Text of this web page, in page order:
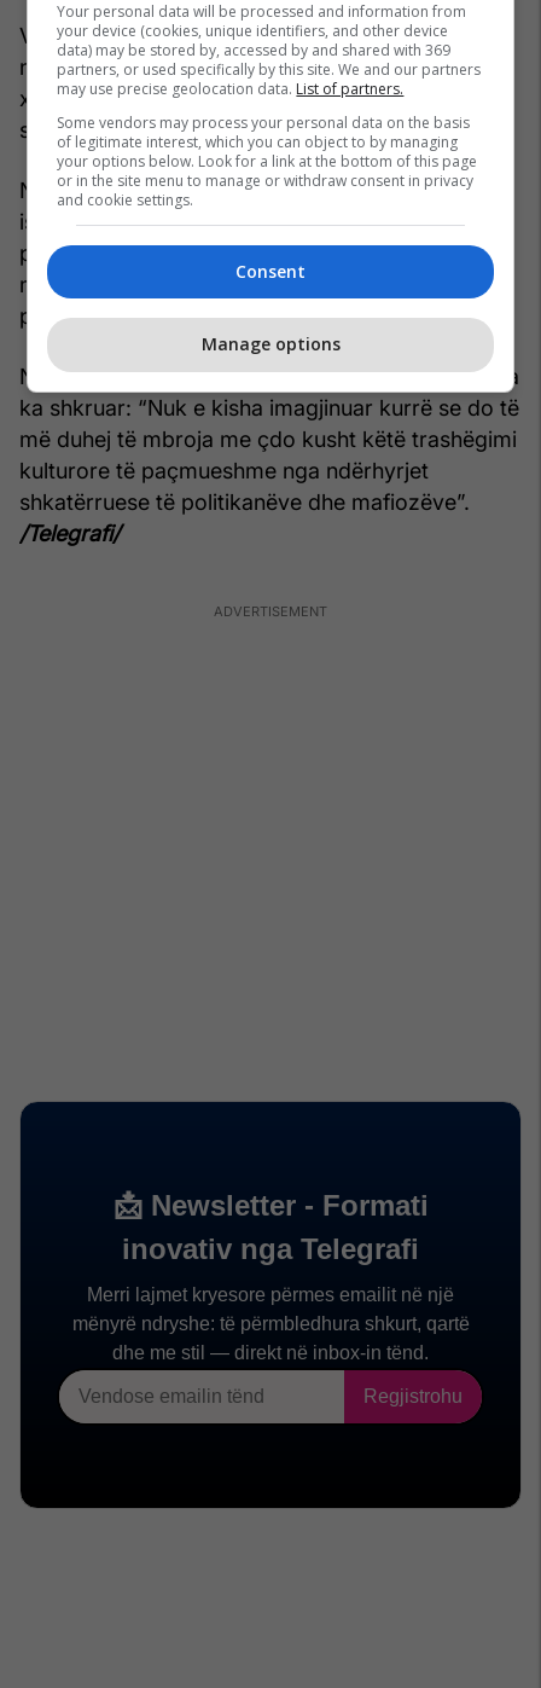
Vila është bërë e njohur edhe për publikun
ndërkombëtar pasi shërbeu si lokacion për
xhirimet e skenave hyrëse të sezonit të dytë të
serialit The White Lotus.
Në vitet 1980, prona për një periudhë të shkurtër
ishte nën kontrollin e mafias lokale, e cila kishte
planifikuar ta shndërronte atë në kazino dhe
madje kishte vjedhur një statujë të Ciklopit duke
përdorur një helikopter.
Në faqen zyrtare të vilës, princesha Vittoria Alliata
ka shkruar: “Nuk e kisha imagjinuar kurrë se do të
më duhej të mbroja me çdo kusht këtë trashëgimi
kulturore të paçmueshme nga ndërhyrjet
shkatërruese të politikanëve dhe mafiozëve”.
/Telegrafi/
Your personal data will be processed and information from
your device (cookies, unique identifiers, and other device
data) may be stored by, accessed by and shared with 369
partners, or used specifically by this site. We and our partners
may use precise geolocation data. List of partners.
Some vendors may process your personal data on the basis
of legitimate interest, which you can object to by managing
your options below. Look for a link at the bottom of this page
or in the site menu to manage or withdraw consent in privacy
and cookie settings.
Consent
Manage options